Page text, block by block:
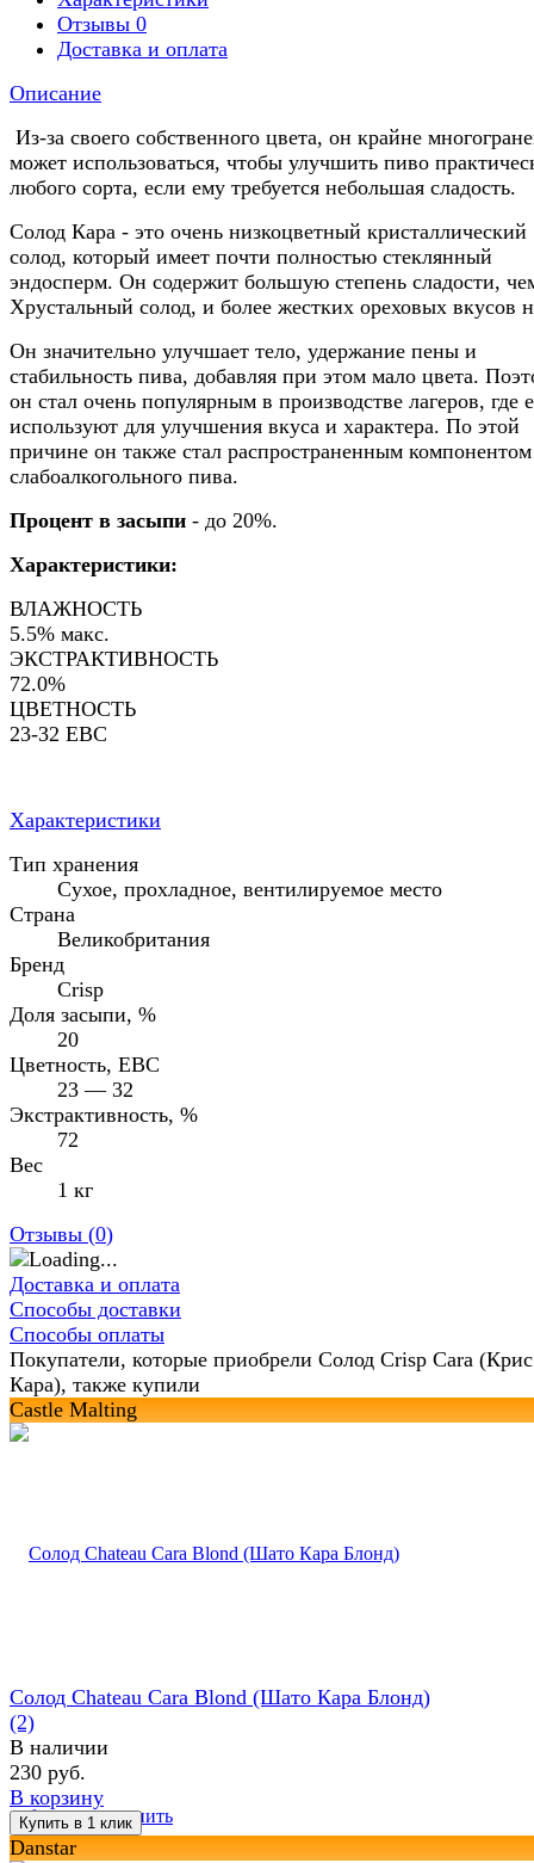
Отзывы 0
Доставка и оплата
Описание
Из-за своего собственного цвета, он крайне
может использоваться, чтобы улучшить пиво
любого сорта, если ему требуется небольшая сладость.
Солод Кара - это очень низкоцветный кристаллический
солод, который имеет почти полностью стеклянный
эндосперм. Он содержит большую степень сладости,
Хрустальный солод, и более жестких ореховых вкусов
Он значительно улучшает тело, удержание пены и
стабильность пива, добавляя при этом мало цвета.
он стал очень популярным в производстве лагеров, где
используют для улучшения вкуса и характера. По этой
причине он также стал распространенным компонентом
слабоалкогольного пива.
Процент в засыпи - до 20%.
Характеристики:
ВЛАЖНОСТЬ
5.5% макс.
ЭКСТРАКТИВНОСТЬ
72.0%
ЦВЕТНОСТЬ
23-32 EBC
Характеристики
Тип хранения
Сухое, прохладное, вентилируемое место
Страна
Великобритания
Бренд
Crisp
Доля засыпи, %
20
Цветность, EBC
23 — 32
Экстрактивность, %
72
Вес
1 кг
Отзывы (0)
Доставка и оплата
Способы доставки
Способы оплаты
Покупатели, которые приобрели Солод Crisp Cara (Крис
Кара), также купили
Castle Malting
избранное сравнить
Солод Chateau Cara Blond (Шато Кара Блонд)
(2)
В наличии
230 руб.
В корзину
Danstar